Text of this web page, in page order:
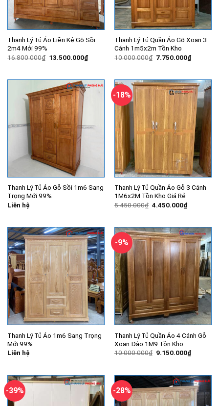
Thanh Lý Tủ Áo Liền Kệ Gỗ Sồi
2m4 Mới 99%
16.800.000₫ Giá
13.500.000₫Giá
hiện
13.500.000₫.
Thanh Lý Tủ Quần Áo Gỗ Xoan 3
Cánh 1m5x2m Tồn Kho
10.000.000₫ Giá
7.750.000₫Giá
hiện
Thanh Lý Tủ Áo Gỗ Sồi 1m6 Sang
Trọng Mới 99%
Liên hệ
-18%
Thanh Lý Tủ Quần Áo Gỗ 3 Cánh
1M6x2M Tồn Kho Giá Rẻ
5.450.000₫ Giá
4.450.000₫Giá
hiện
Thanh Lý Tủ Áo 1m6 Sang Trọng
Mới 99%
Liên hệ
-9%
Thanh Lý Tủ Quần Áo 4 Cánh Gỗ
Xoan Đào 1M9 Tồn Kho
10.000.000₫ Giá
9.150.000₫Giá
hiện
-39% -28%